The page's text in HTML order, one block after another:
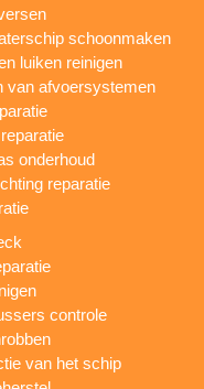
schoonmaken
luiken reinigen
van afvoersystemen
onderhoud
reparatie
controle
van het schip